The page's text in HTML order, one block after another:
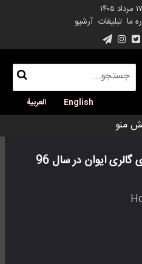
ما تبلیغات آرشیو
English العربية
منو
ایوان در سال 96